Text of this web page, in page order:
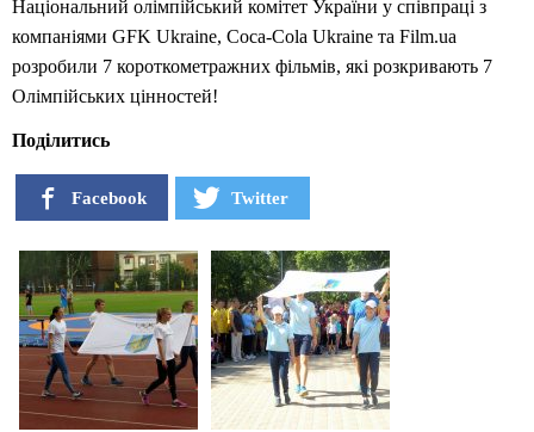
Національний олімпійський комітет України у співпраці з
компаніями GFK Ukraine, Coca-Cola Ukraine та Film.ua
розробили 7 короткометражних фільмів, які розкривають 7
Олімпійських цінностей!
Поділитись
Facebook Twitter